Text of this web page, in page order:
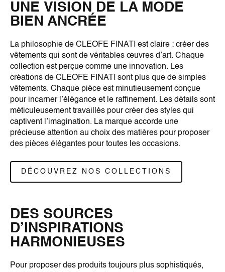
UNE VISION DE LA MODE
BIEN ANCRÉE
La philosophie de CLEOFE FINATI est claire : créer des
vêtements qui sont de véritables œuvres d’art. Chaque
collection est perçue comme une innovation. Les
créations de CLEOFE FINATI sont plus que de simples
vêtements. Chaque pièce est minutieusement conçue
pour incarner l’élégance et le raffinement. Les détails sont
méticuleusement travaillés pour créer des styles qui
captivent l’imagination. La marque accorde une
précieuse attention au choix des matières pour proposer
des pièces élégantes pour toutes les occasions.
DÉCOUVREZ NOS COLLECTIONS
DES SOURCES
D’INSPIRATIONS
HARMONIEUSES
Pour proposer des produits toujours plus sophistiqués,